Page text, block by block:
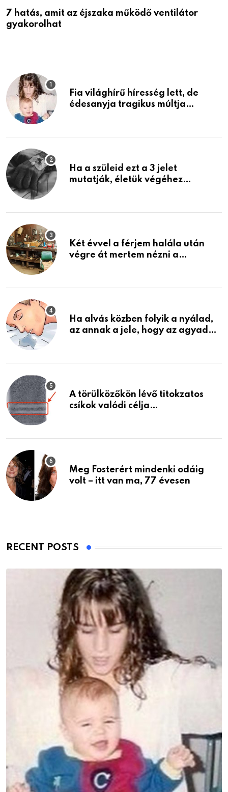
7 hatás, amit az éjszaka működő ventilátor
gyakorolhat
Fia világhírű híresség lett, de
édesanyja tragikus múltja
Ha a szüleid ezt a 3 jelet
mutatják, életük végéhez
Két évvel a férjem halála után
végre át mertem nézni a
életemet
Ha alvás közben folyik a nyálad,
az annak a jele, hogy az agyad…
A törülközőkön lévő titokzatos
csíkok valódi célja…
Meg Fosterért mindenki odáig
volt – itt van ma, 77 évesen
RECENT POSTS